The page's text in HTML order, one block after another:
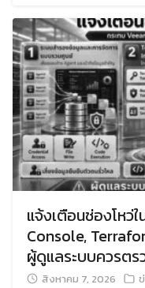
แจ้งเตือนช่องโหว่
Console,
ผู้ดูแลระบบควรต
สิงหาคม 7, 2026